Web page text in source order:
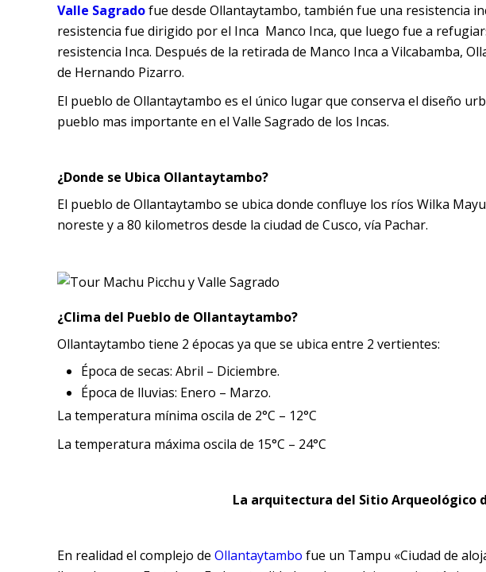
Valle Sagradofue desde Ollantaytambo, también fue una resistencia
resistencia fue dirigido por el Inca Manco Inca, que luego fue a
resistencia Inca. Después de la retirada de Manco Inca a Vilcabamba,
de Hernando Pizarro.
El pueblo de Ollantaytambo es el único lugar que conserva el diseño
pueblo mas importante en el Valle Sagrado de los Incas.
¿Donde se Ubica Ollantaytambo?
El pueblo de Ollantaytambo se ubica donde confluye los ríos Wilka
noreste y a 80 kilometros desde la ciudad de Cusco, vía Pachar.
¿Clima del Pueblo de Ollantaytambo?
Ollantaytambo tiene 2 épocas ya que se ubica entre 2 vertientes:
Época de secas: Abril – Diciembre.
Época de lluvias: Enero – Marzo.
La temperatura mínima oscila de 2°C – 12°C
La temperatura máxima oscila de 15°C – 24°C
La arquitectura del Sitio Arqueológico
En realidad el complejo de Ollantaytambo fue un Tampu «Ciudad de